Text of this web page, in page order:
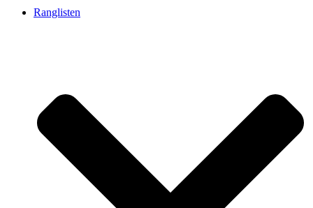
Ranglisten